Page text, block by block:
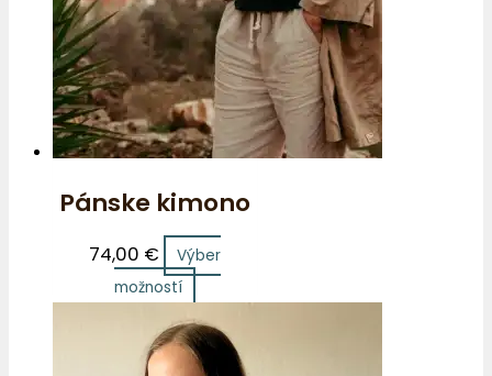
Pánske kimono
74,00 €
Výber
možností